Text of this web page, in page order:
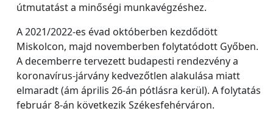
útmutatást a minőségi munkavégzéshez.
A 2021/2022-es évad októberben kezdődött
Miskolcon, majd novemberben folytatódott Győben.
A decemberre tervezett budapesti rendezvény a
koronavírus-járvány kedvezőtlen alakulása miatt
elmaradt (ám április 26-án pótlásra kerül). A folytatás
február 8-án következik Székesfehérváron.